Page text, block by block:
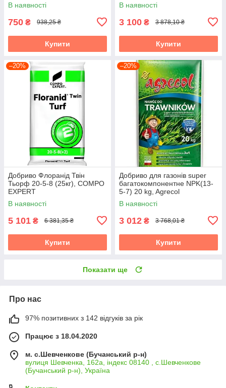
В наявності
750 ₴ 938,25 ₴
Купити
В наявності
3 100 ₴ 3 878,10 ₴
Купити
–20%
Добриво Флоранід Твін
Тьорф 20-5-8 (25кг), COMPO
EXPERT
В наявності
5 101 ₴ 6 381,35 ₴
Купити
–20%
Добриво для газонів super
багатокомпонентне NPK(13-
5-7) 20 kg, Agrecol
В наявності
3 012 ₴ 3 768,01 ₴
Купити
Показати ще
Про нас
97% позитивних з 142 відгуків за рік
Працює з 18.04.2020
м. с.Шевченкове (Бучанський р-н)
вулиця Шевченка, 162а, індекс 08140 , с.Шевченкове
(Бучанський р-н), Україна